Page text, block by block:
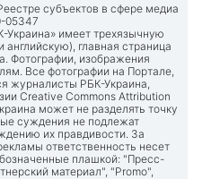
субъектов в сфере медиа
05347
имеет трехязычную
главная страница
. Фотографии, изображения
Все фотографии на Портале,
журналисты РБК-Украина,
Creative Commons Attribution
может не разделять точку
суждения не подлежат
их правдивости. За
ответственность несет
плашкой: "Пресс-
материал", "Promo",